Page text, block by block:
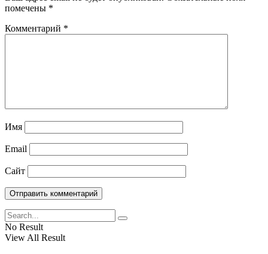
помечены *
Комментарий *
Имя
Email
Сайт
No Result
View All Result